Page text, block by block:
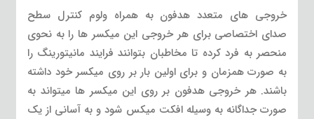
خروجی های متعدد هدفون به همراه ولوم کنترل سطح
صدای اختصاصی برای هر خروجی این میکسر ها را به نحوی
منحصر به فرد کرده تا مخاطبان بتوانند فرایند مانیتورینگ را
به صورت همزمان و برای اولین بار بر روی میکسر خود داشته
باشند. هر خروجی هدفون بر روی این میکسر ها میتواند به
صورت جداگانه به وسیله افکت میکس شود و به آسانی از یک